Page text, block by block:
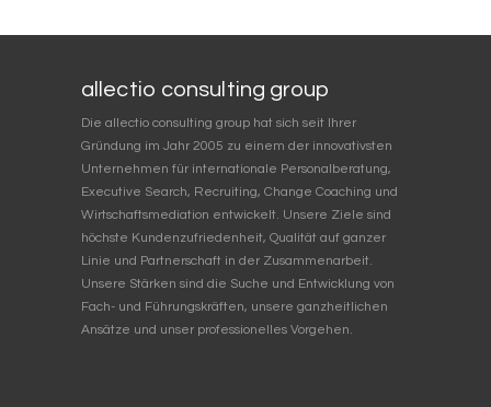
allectio consulting group
Die allectio consulting group hat sich seit Ihrer
Gründung im Jahr 2005 zu einem der innovativsten
Unternehmen für internationale Personalberatung,
Executive Search, Recruiting, Change Coaching und
Wirtschaftsmediation entwickelt. Unsere Ziele sind
höchste Kundenzufriedenheit, Qualität auf ganzer
Linie und Partnerschaft in der Zusammenarbeit.
Unsere Stärken sind die Suche und Entwicklung von
Fach- und Führungskräften, unsere ganzheitlichen
Ansätze und unser professionelles Vorgehen.